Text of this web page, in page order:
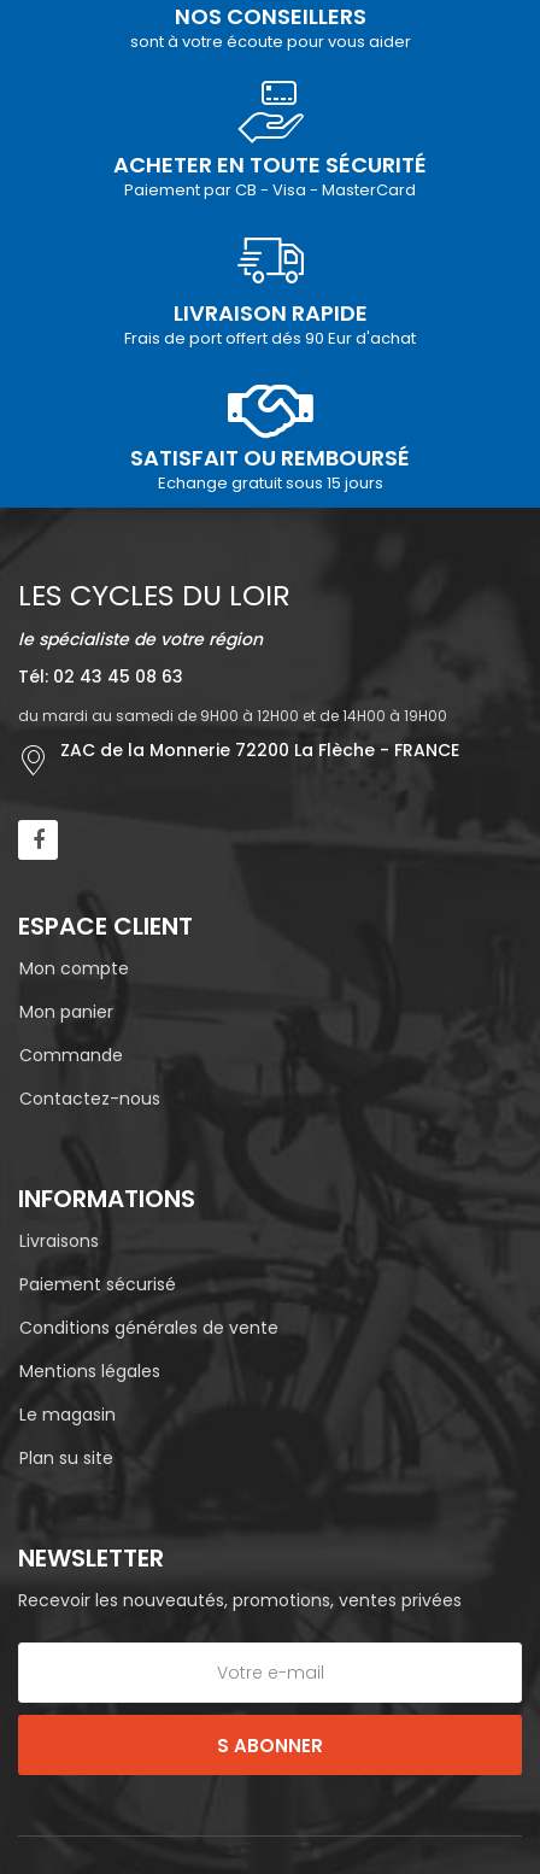
NOS CONSEILLERS
sont à votre écoute pour vous aider
ACHETER EN TOUTE SÉCURITÉ
Paiement par CB - Visa - MasterCard
LIVRAISON RAPIDE
Frais de port offert dés 90 Eur d'achat
SATISFAIT OU REMBOURSÉ
Echange gratuit sous 15 jours
LES CYCLES DU LOIR
le spécialiste de votre région
Tél: 02 43 45 08 63
du mardi au samedi de 9H00 à 12H00 et de 14H00 à 19H00
ZAC de la Monnerie 72200 La Flèche - FRANCE
ESPACE CLIENT
Mon compte
Mon panier
Commande
Contactez-nous
INFORMATIONS
Livraisons
Paiement sécurisé
Conditions générales de vente
Mentions légales
Le magasin
Plan su site
NEWSLETTER
Recevoir les nouveautés, promotions, ventes privées
S ABONNER